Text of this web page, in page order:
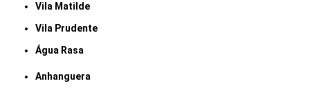
Vila Matilde
Vila Prudente
Água Rasa
Anhanguera